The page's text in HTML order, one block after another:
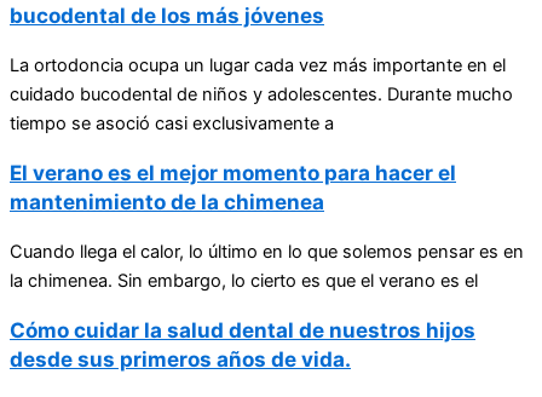
bucodental de los más jóvenes
La ortodoncia ocupa un lugar cada vez más importante en el
cuidado bucodental de niños y adolescentes. Durante mucho
tiempo se asoció casi exclusivamente a
El verano es el mejor momento para hacer el
mantenimiento de la chimenea
Cuando llega el calor, lo último en lo que solemos pensar es en
la chimenea. Sin embargo, lo cierto es que el verano es el
Cómo cuidar la salud dental de nuestros hijos
desde sus primeros años de vida.